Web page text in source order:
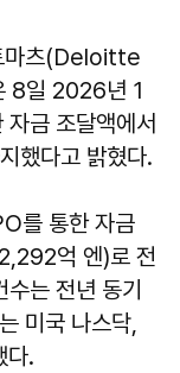
마츠(Deloitte
8일 2026년 1
금 조달액에서
했다고 밝혔다.
를 통한 자금
억 엔)로 전
는 전년 동기
미국 나스닥,
다.